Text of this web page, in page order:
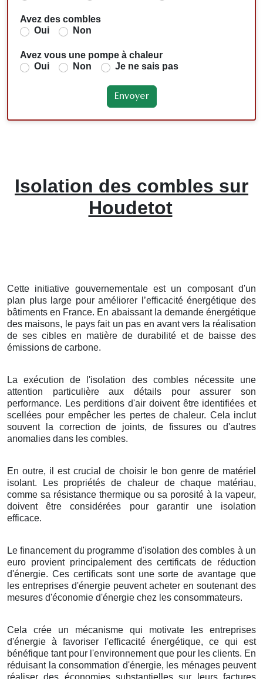
Avez des combles
Oui
Non
Avez vous une pompe à chaleur
Oui
Non Je ne sais pas
Isolation des combles sur
Houdetot
Cette initiative gouvernementale est un composant d'un
plan plus large pour améliorer l’efficacité énergétique des
bâtiments en France. En abaissant la demande énergétique
des maisons, le pays fait un pas en avant vers la réalisation
de ses cibles en matière de durabilité et de baisse des
émissions de carbone.
La exécution de l'isolation des combles nécessite une
attention particulière aux détails pour assurer son
performance. Les perditions d'air doivent être identifiées et
scellées pour empêcher les pertes de chaleur. Cela inclut
souvent la correction de joints, de fissures ou d'autres
anomalies dans les combles.
En outre, il est crucial de choisir le bon genre de matériel
isolant. Les propriétés de chaleur de chaque matériau,
comme sa résistance thermique ou sa porosité à la vapeur,
doivent être considérées pour garantir une isolation
efficace.
Le financement du programme d'isolation des combles à un
euro provient principalement des certificats de réduction
d'énergie. Ces certificats sont une sorte de avantage que
les entreprises d'énergie peuvent acheter en soutenant des
mesures d'économie d'énergie chez les consommateurs.
Cela crée un mécanisme qui motivate les entreprises
d'énergie à favoriser l'efficacité énergétique, ce qui est
bénéfique tant pour l'environnement que pour les clients. En
réduisant la consommation d'énergie, les ménages peuvent
réaliser des économies substantielles sur leurs factures